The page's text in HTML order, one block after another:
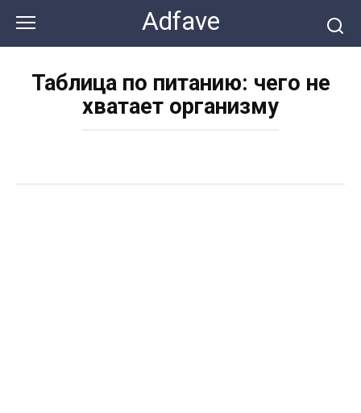
контенту
Adfave
Таблица по питанию: чего не
хватает организму